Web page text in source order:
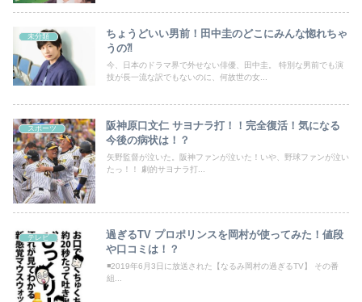
未分類
ちょうどいい男前！田中圭のどこにみんな惚れちゃ
うの⁈
今、日本のドラマ界で外せない俳優、田中圭。 特別な男前でも演
技が長一流な訳でもないのに、何故世の女...
スポーツ
阪神原口文仁 サヨナラ打！！完全復活！気になる
今後の病状は！？
矢野監督が泣いた。阪神ファンが泣いた！いや、野球ファンが泣い
たっ！！ 劇的サヨナラ打...
テレビ
過ぎるTV プロポリンスを岡村が使ってみた！値段
や口コミは！？
◾️2019年6月3日に放送された【なるみ岡村の過ぎるTV】 その番
組...